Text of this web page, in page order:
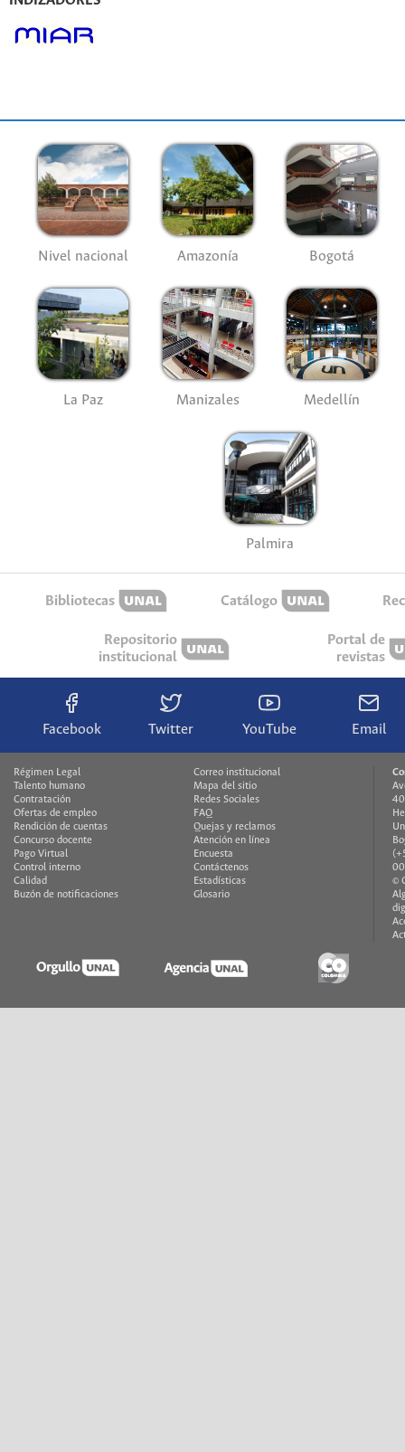
Nivel nacional Amazonía Bogotá
La Paz Manizales Medellín
Palmira
Bibliotecas Catálogo
Repositorio
institucional
Portal de
revistas
Facebook Twitter YouTube Email
Régimen Legal
Talento humano
Contratación
Ofertas de empleo
Rendición de cuentas
Concurso docente
Pago Virtual
Control interno
Calidad
Buzón de notificaciones
Correo institucional
Mapa del sitio
Redes Sociales
FAQ
Quejas y reclamos
Atención en línea
Encuesta
Contáctenos
Estadísticas
Glosario
©